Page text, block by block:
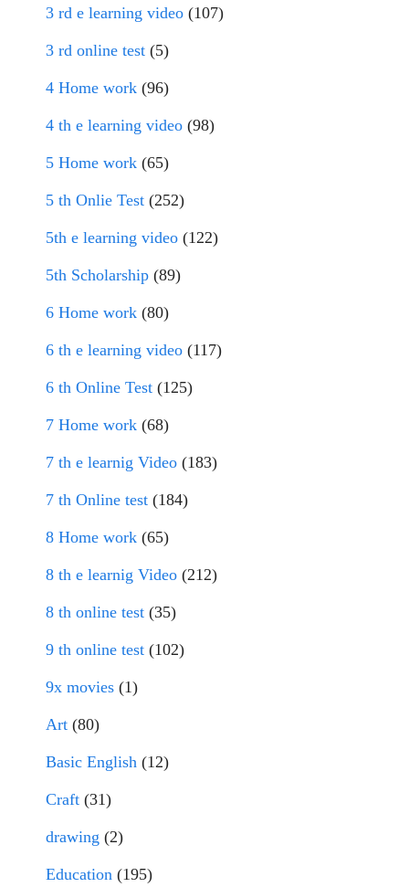
3 rd e learning video (107)
3 rd online test (5)
4 Home work (96)
4 th e learning video (98)
5 Home work (65)
5 th Onlie Test (252)
5th e learning video (122)
5th Scholarship (89)
6 Home work (80)
6 th e learning video (117)
6 th Online Test (125)
7 Home work (68)
7 th e learnig Video (183)
7 th Online test (184)
8 Home work (65)
8 th e learnig Video (212)
8 th online test (35)
9 th online test (102)
9x movies (1)
Art (80)
Basic English (12)
Craft (31)
drawing (2)
Education (195)